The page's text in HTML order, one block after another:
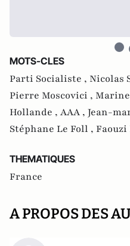
MOTS-CLES
Parti Socialiste , Nicolas
Pierre Moscovici ,
Hollande , AAA , Jean-
Stéphane Le Foll ,
THEMATIQUES
France
A PROPOS DES